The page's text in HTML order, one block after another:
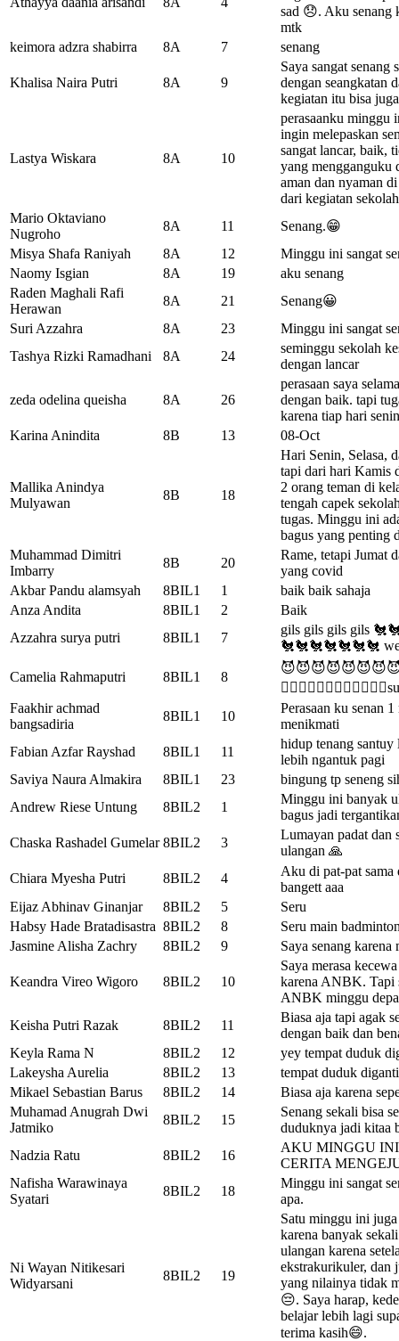
sad 😞. Aku senang
mtk
keimora adzra shabirra
8A 7 senang
Khalisa Naira Putri 8A 9
Saya sangat senang
dengan seangkatan
kegiatan itu bisa
Lastya Wiskara 8A 10
perasaanku minggu
ingin melepaskan
sangat lancar, baik,
yang mengganguku
aman dan nyaman
dari kegiatan
Mario Oktaviano
Nugroho
8A 11
Senang.😁
Misya Shafa Raniyah
8A 12
Minggu ini sangat
Naomy Isgian
8A 19
aku senang
Raden Maghali Rafi
Herawan
8A 21
Senang😀
Suri Azzahra
8A 23
Minggu ini sangat
Tashya Rizki Ramadhani
8A 24
seminggu sekolah
dengan lancar
zeda odelina queisha 8A 26
perasaan saya
dengan baik. tapi
karena tiap hari
Karina Anindita
8B 13 08-Oct
Mallika Anindya
Mulyawan
8B 18
Hari Senin, Selasa,
tapi dari hari Kamis
2 orang teman di
tengah capek
tugas. Minggu ini
bagus yang penting
Muhammad Dimitri
Imbarry
8B 20
Rame, tetapi Jumat
yang covid
Akbar Pandu alamsyah
8BIL1 1
baik baik sahaja
Anza Andita
8BIL1 2
Baik
Azzahra surya putri
8BIL1 7
gils gils gils gils
🐔🐔🐔🐔🐔🐔🐔
Camelia Rahmaputri 8BIL1 8
Faakhir achmad
bangsadiria
8BIL1 10
Perasaan ku senan
menikmati
Fabian Azfar Rayshad
8BIL1 11
hidup tenang
lebih ngantuk pagi
Saviya Naura Almakira
8BIL1 23
bingung tp seneng
Andrew Riese Untung
8BIL2 1
Minggu ini banyak
bagus jadi
Chaska Rashadel Gumelar 8BIL2 3
Lumayan padat dan
ulangan 🙏
Chiara Myesha Putri
8BIL2 4
Aku di pat-pat
bangett aaa
Eijaz Abhinav Ginanjar
8BIL2 5
Seru
Habsy Hade Bratadisastra 8BIL2 8
Seru main
Jasmine Alisha Zachry
8BIL2 9 Saya senang
Keandra Vireo Wigoro 8BIL2 10
Saya merasa
karena ANBK. Tapi
ANBK minggu
Keisha Putri Razak
8BIL2 11
Biasa aja tapi agak
dengan baik dan
Keyla Rama N
8BIL2 12
yey tempat duduk
Lakeysha Aurelia
8BIL2 13
tempat duduk
Mikael Sebastian Barus
8BIL2 14
Biasa aja karena
Muhamad Anugrah Dwi
Jatmiko
8BIL2 15
Senang sekali bisa
duduknya jadi kitaa
Nadzia Ratu
8BIL2 16
AKU MINGGU
CERITA
Nafisha Warawinaya
Syatari
8BIL2 18
Minggu ini sangat
apa.
Ni Wayan Nitikesari
Widyarsani
8BIL2 19
Satu minggu ini
karena banyak
ulangan karena
ekstrakurikuler, dan
yang nilainya tidak
😔. Saya harap,
belajar lebih lagi
terima kasih😄.